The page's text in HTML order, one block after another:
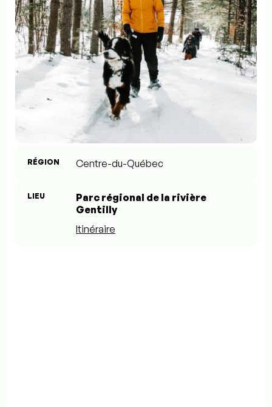
RÉGION Centre-du-Québec
LIEU
Parc régional de la rivière
Gentilly
Itinéraire